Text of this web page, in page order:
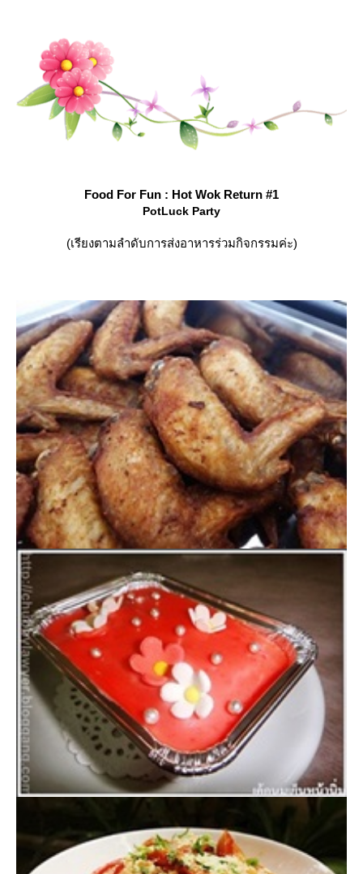
Food For Fun : Hot Wok Return #1
PotLuck Party
(เรียงตามลำดับการส่งอาหารร่วมกิจกรรมค่ะ)